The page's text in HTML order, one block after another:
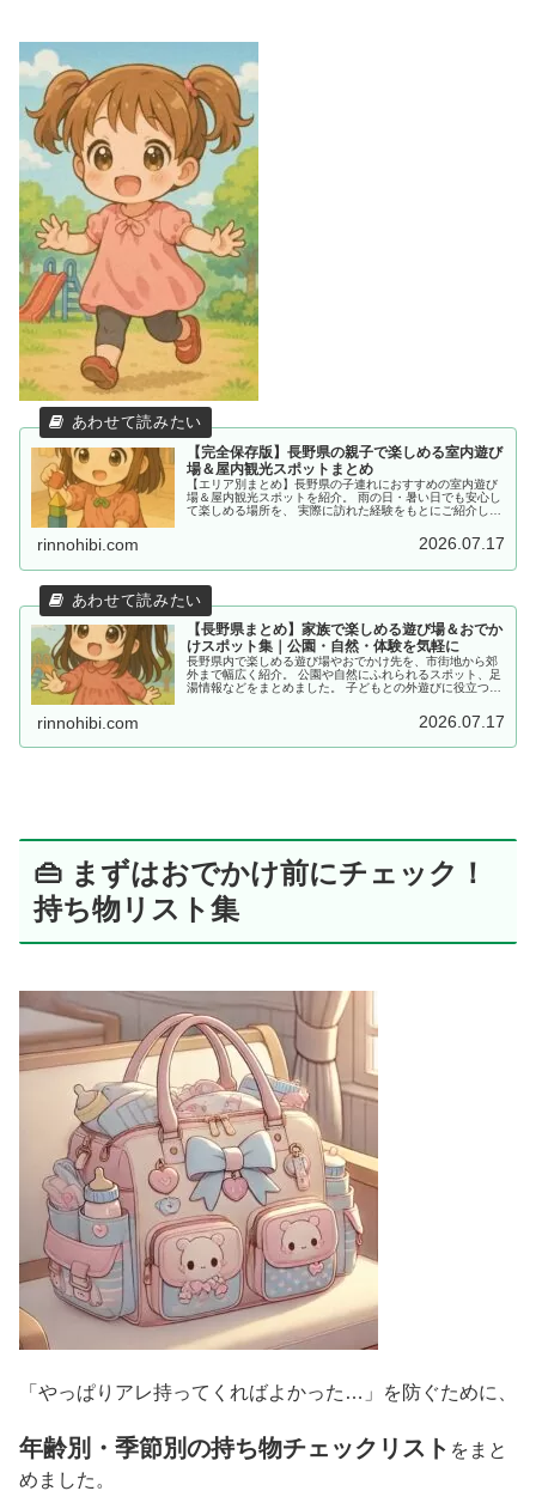
【完全保存版】長野県の親子で楽しめる室内遊び
場＆屋内観光スポットまとめ
【エリア別まとめ】長野県の子連れにおすすめの室内遊び
場＆屋内観光スポットを紹介。 雨の日・暑い日でも安心し
て楽しめる場所を、 実際に訪れた経験をもとにご紹介して
rinnohibi.com 2026.07.17
【長野県まとめ】家族で楽しめる遊び場＆おでか
けスポット集｜公園・自然・体験を気軽に
長野県内で楽しめる遊び場やおでかけ先を、市街地から郊
外まで幅広く紹介。 公園や自然にふれられるスポット、足
湯情報などをまとめました。 子どもとの外遊びに役立つ情
rinnohibi.com 2026.07.17
👜 まずはおでかけ前にチェック！
持ち物リスト集
「やっぱりアレ持ってくればよかった…」を防ぐために、
年齢別・季節別の持ち物チェックリスト をまと
めました。